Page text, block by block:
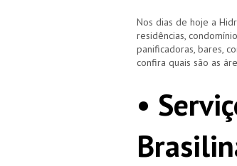
Nos dias de hoje a
residências,
panificadoras, bares,
confira quais são as
•